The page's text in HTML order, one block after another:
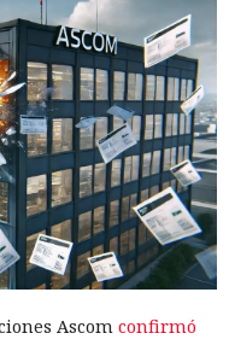
Ascom confirmó